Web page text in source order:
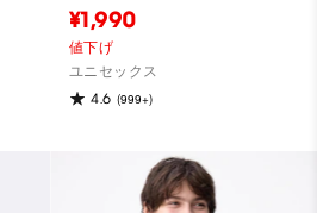
度冬商品)
¥1,990
値下げ
ユニセックス
4.6 (999+)